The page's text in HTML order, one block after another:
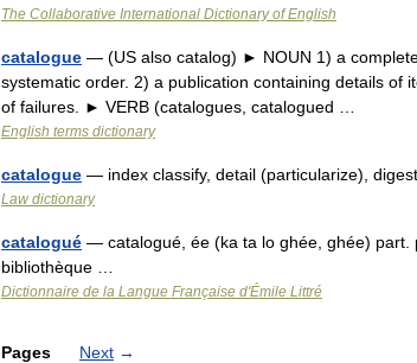
The Collaborative International Dictionary of English
catalogue — (US also catalog) ► NOUN 1) a
systematic order. 2) a publication containing details of
of failures. ► VERB (catalogues, catalogued …
English terms dictionary
catalogue — index classify, detail (particularize),
Law dictionary
catalogué — catalogué, ée (ka ta lo ghée, ghée) part.
bibliothèque …
Dictionnaire de la Langue Française d'Émile Littré
Pages Next →